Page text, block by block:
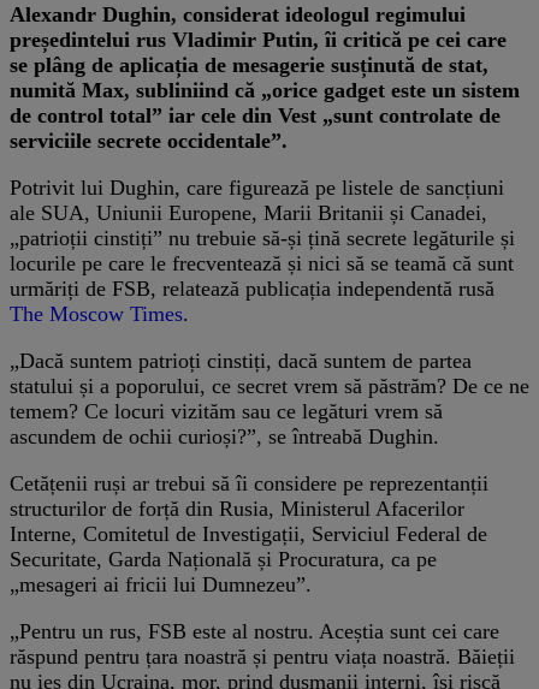
Alexandr Dughin, considerat ideologul regimului
președintelui rus Vladimir Putin, îi critică pe cei care
se plâng de aplicația de mesagerie susținută de stat,
numită Max, subliniind că „orice gadget este un sistem
de control total” iar cele din Vest „sunt controlate de
serviciile secrete occidentale”.
Potrivit lui Dughin, care figurează pe listele de sancțiuni
ale SUA, Uniunii Europene, Marii Britanii și Canadei,
„patrioții cinstiți” nu trebuie să-și țină secrete legăturile și
locurile pe care le frecventează și nici să se teamă că sunt
urmăriți de FSB, relatează publicația independentă rusă
The Moscow Times.
„Dacă suntem patrioți cinstiți, dacă suntem de partea
statului și a poporului, ce secret vrem să păstrăm? De ce ne
temem? Ce locuri vizităm sau ce legături vrem să
ascundem de ochii curioși?”, se întreabă Dughin.
Cetățenii ruși ar trebui să îi considere pe reprezentanții
structurilor de forță din Rusia, Ministerul Afacerilor
Interne, Comitetul de Investigații, Serviciul Federal de
Securitate, Garda Națională și Procuratura, ca pe
„mesageri ai fricii lui Dumnezeu”.
„Pentru un rus, FSB este al nostru. Aceștia sunt cei care
răspund pentru țara noastră și pentru viața noastră. Băieții
nu ies din Ucraina, mor, prind dușmanii interni, își riscă